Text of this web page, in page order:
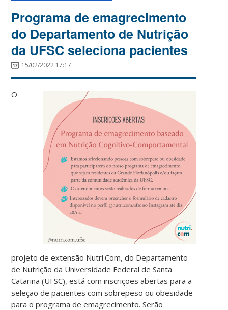
Programa de emagrecimento
do Departamento de Nutrição
da UFSC seleciona pacientes
15/02/2022 17:17
O
projeto de extensão Nutri.Com, do Departamento
de Nutrição da Universidade Federal de Santa
Catarina (UFSC), está com inscrições abertas para a
seleção de pacientes com sobrepeso ou obesidade
para o programa de emagrecimento. Serão